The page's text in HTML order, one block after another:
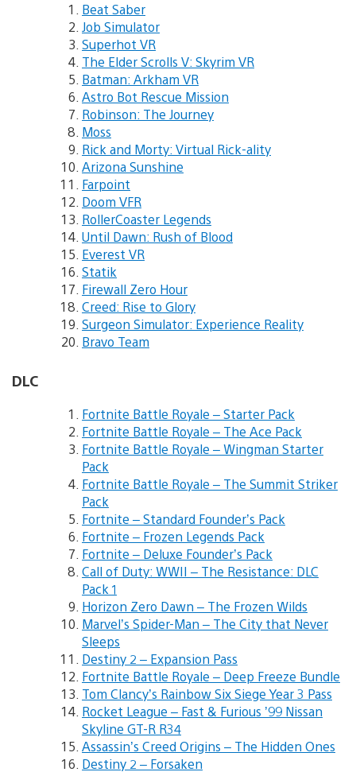
Beat Saber
Job Simulator
Superhot VR
The Elder Scrolls V: Skyrim VR
Batman: Arkham VR
Astro Bot Rescue Mission
Robinson: The Journey
Moss
Rick and Morty: Virtual Rick-ality
Arizona Sunshine
Farpoint
Doom VFR
RollerCoaster Legends
Until Dawn: Rush of Blood
Everest VR
Statik
Firewall Zero Hour
Creed: Rise to Glory
Surgeon Simulator: Experience Reality
Bravo Team
DLC
Fortnite Battle Royale – Starter Pack
Fortnite Battle Royale – The Ace Pack
Fortnite Battle Royale – Wingman Starter
Pack
Fortnite Battle Royale – The Summit Striker
Pack
Fortnite – Standard Founder’s Pack
Fortnite – Frozen Legends Pack
Fortnite – Deluxe Founder’s Pack
Call of Duty: WWII – The Resistance: DLC
Pack 1
Horizon Zero Dawn – The Frozen Wilds
Marvel’s Spider-Man – The City that Never
Sleeps
Destiny 2 – Expansion Pass
Fortnite Battle Royale – Deep Freeze Bundle
Tom Clancy’s Rainbow Six Siege Year 3 Pass
Rocket League – Fast & Furious ’99 Nissan
Skyline GT-R R34
Assassin’s Creed Origins – The Hidden Ones
Destiny 2 – Forsaken